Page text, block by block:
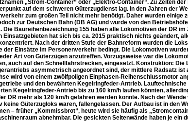
„Strom-Container“ oder „Elektro-Container“. Zu Zeiten der
auf dem schweren Güterzugdienst lag. In den Jahren der
zum großen Teil nicht mehr benötigt. Daher wurden einige
zur Deutschen Bahn (DB AG) und wurde von den
Baureihenbezeichnung 155 haben alle Lokomotiven der DR im
hat sich bis ca. 2015 praktisch nichts geändert,
Nach der dritten Stufe der Bahnreform wurden die
Einsätze im Personenverkehr bedingt. Die Lokomotiven
Art von Güterzügen anzutreffen. Vorzugsweise war die
auch auf den Schnellfahrstrecken, eingesetzt. Konstruktion: Die
asymmetrisch angeordnet sind, der mittlere Radsatz ist
wird von einem zwölfpoligen Einphasen-Reihenschlussmotor
und den bewährten Kegelringfeder-Antrieb. Lauftechnische
Kegelringfeder-Antrieb bis zu 160 km/h laufen könnten,
DR mehr als 120 km/h gefahren werden konnte. Nach der Wende
Güterzugloks waren, fallengelassen. Der Aufbau ist in den
– früher „Kommissbrot“, heute wird sie häufig als
abnehmbar. Die gesickten Seitenwände haben je ein